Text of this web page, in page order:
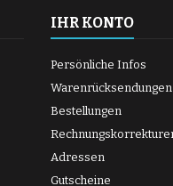
IHR KONTO
Persönliche Infos
Warenrücksendungen
Bestellungen
Adressen
Gutscheine